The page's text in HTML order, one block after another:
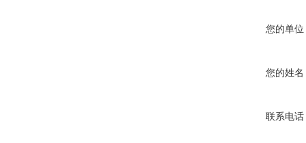
您的单位
您的姓名
联系电话